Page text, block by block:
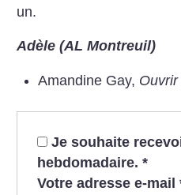
un.
Adèle (AL Montreuil)
Amandine Gay, Ouvrir
Je souhaite
hebdomadaire. *
Votre adresse e-mail